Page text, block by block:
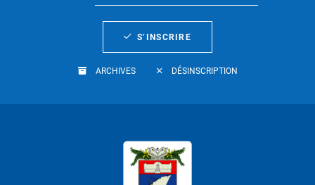
S’INSCRIRE
ARCHIVES DÉSINSCRIPTION